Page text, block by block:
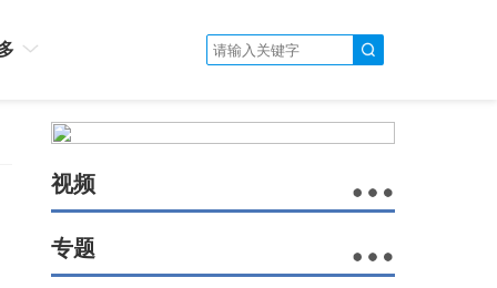
视频
专题